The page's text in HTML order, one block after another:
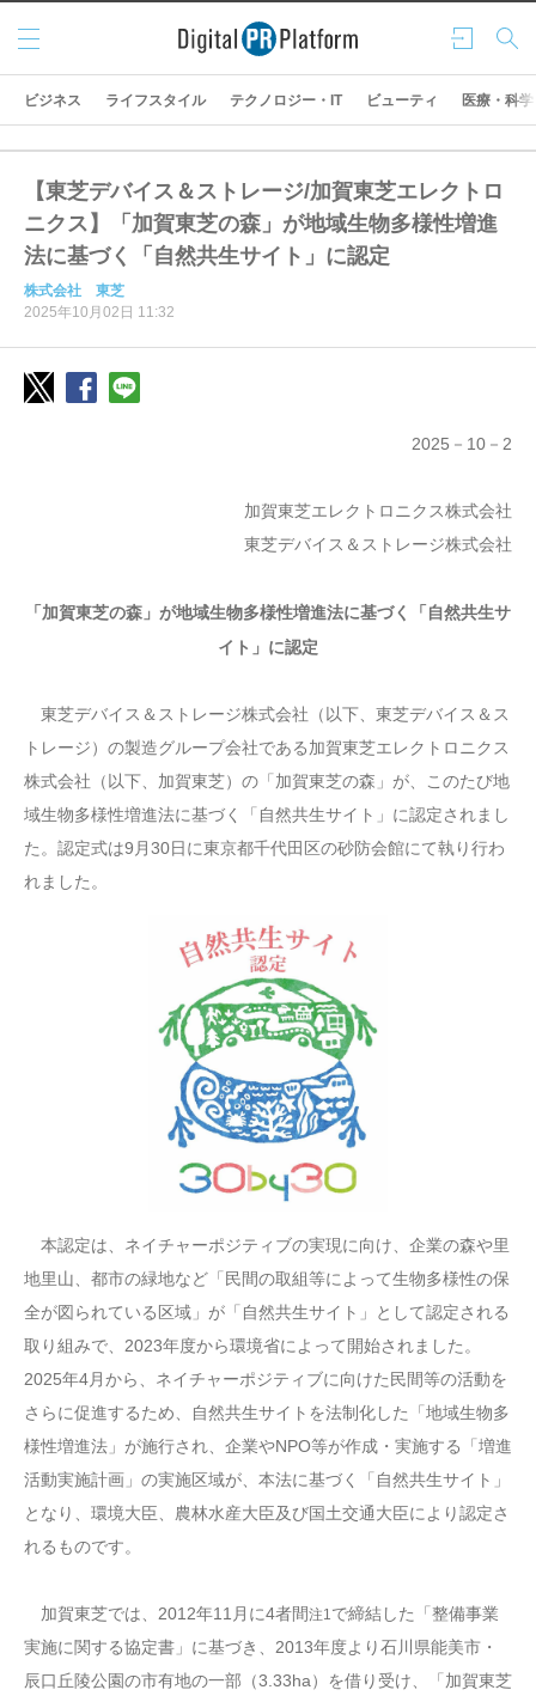
ログ
イン
検索
メニ
ュー
ビジネス ライフスタイル テクノロジー・IT ビューティ 医療・科学
【東芝デバイス＆ストレージ/加賀東芝エレクトロ
ニクス】「加賀東芝の森」が地域生物多様性増進
法に基づく「自然共生サイト」に認定
株式会社 東芝
2025年10月02日 11:32
2025－10－2
加賀東芝エレクトロニクス株式会社
東芝デバイス＆ストレージ株式会社
「加賀東芝の森」が地域生物多様性増進法に基づく「自然共生サ
イト」に認定
東芝デバイス＆ストレージ株式会社（以下、東芝デバイス＆ス
トレージ）の製造グループ会社である加賀東芝エレクトロニクス
株式会社（以下、加賀東芝）の「加賀東芝の森」が、このたび地
域生物多様性増進法に基づく「自然共生サイト」に認定されまし
た。認定式は9月30日に東京都千代田区の砂防会館にて執り行わ
れました。
本認定は、ネイチャーポジティブの実現に向け、企業の森や里
地里山、都市の緑地など「民間の取組等によって生物多様性の保
全が図られている区域」が「自然共生サイト」として認定される
取り組みで、2023年度から環境省によって開始されました。
2025年4月から、ネイチャーポジティブに向けた民間等の活動を
さらに促進するため、自然共生サイトを法制化した「地域生物多
様性増進法」が施行され、企業やNPO等が作成・実施する「増進
活動実施計画」の実施区域が、本法に基づく「自然共生サイト」
となり、環境大臣、農林水産大臣及び国土交通大臣により認定さ
れるものです。
加賀東芝では、2012年11月に4者間注1で締結した「整備事業
実施に関する協定書」に基づき、2013年度より石川県能美市・
辰口丘陵公園の市有地の一部（3.33ha）を借り受け、「加賀東芝